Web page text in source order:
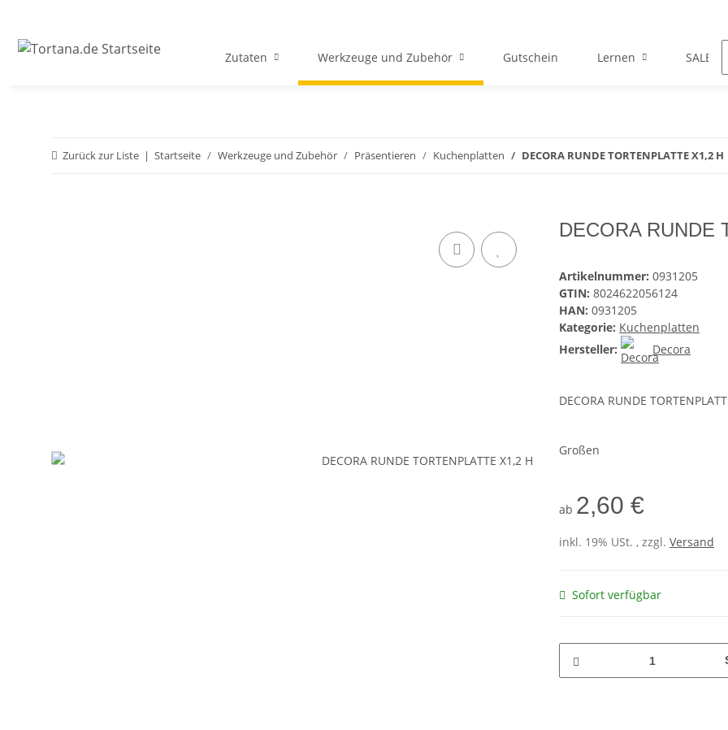
Zutaten Werkzeuge und Zubehör Gutschein Lernen SALE
Zurück zur Liste Startseite Werkzeuge und Zubehör Präsentieren Kuchenplatten DECORA RUNDE TORTENPLATTE X1,2 H
DECORA RUNDE
Artikelnummer: 0931205
GTIN: 8024622056124
HAN: 0931205
Kategorie: Kuchenplatten
Hersteller:
Decora
DECORA RUNDE
Großen
ab 2,60 €
inkl. 19% USt. , zzgl. Versand
Sofort verfügbar